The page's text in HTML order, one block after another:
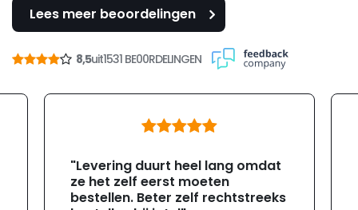
Lees meer beoordelingen
8,5uit1531 BE00RDELINGEN
"Levering duurt heel lang omdat
ze het zelf eerst moeten
bestellen. Beter zelf rechtstreeks